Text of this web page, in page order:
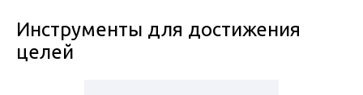
Инструменты для достижения
целей